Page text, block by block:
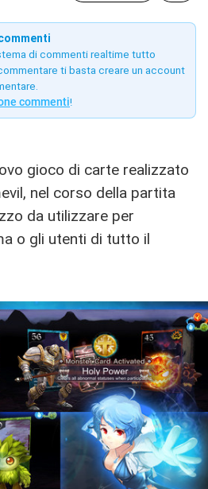
di commenti realtime tutto
ti basta creare un account
commenti!
gioco di carte realizzato
nel corso della partita
da utilizzare per
o gli utenti di tutto il